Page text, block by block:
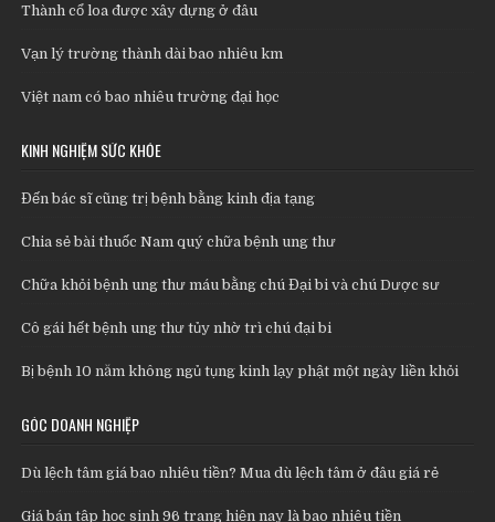
Thành cổ loa được xây dựng ở đâu
Vạn lý trường thành dài bao nhiêu km
Việt nam có bao nhiêu trường đại học
KINH NGHIỆM SỨC KHỎE
Đến bác sĩ cũng trị bệnh bằng kinh địa tạng
Chia sẻ bài thuốc Nam quý chữa bệnh ung thư
Chữa khỏi bệnh ung thư máu bằng chú Đại bi và chú Dược sư
Cô gái hết bệnh ung thư tủy nhờ trì chú đại bi
Bị bệnh 10 năm không ngủ tụng kinh lạy phật một ngày liền khỏi
GÓC DOANH NGHIỆP
Dù lệch tâm giá bao nhiêu tiền? Mua dù lệch tâm ở đâu giá rẻ
Giá bán tập học sinh 96 trang hiện nay là bao nhiêu tiền